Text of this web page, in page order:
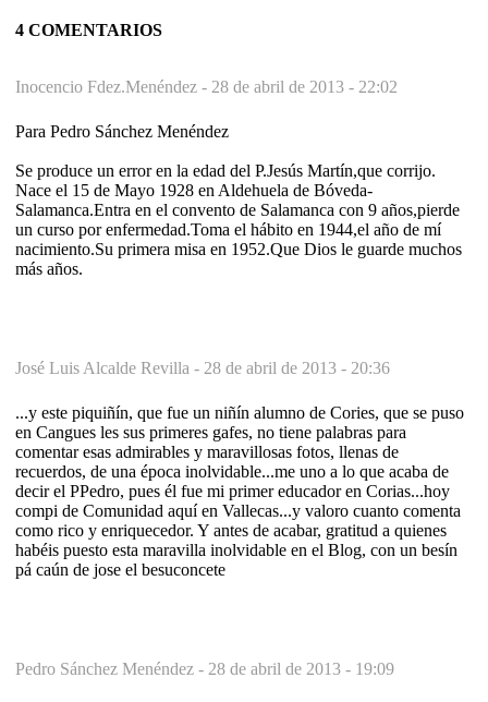
4 COMENTARIOS
Inocencio Fdez.Menéndez - 28 de abril de 2013 - 22:02
Para Pedro Sánchez Menéndez
Se produce un error en la edad del P.Jesús Martín,que corrijo.
Nace el 15 de Mayo 1928 en Aldehuela de Bóveda-
Salamanca.Entra en el convento de Salamanca con 9 años,pierde
un curso por enfermedad.Toma el hábito en 1944,el año de mí
nacimiento.Su primera misa en 1952.Que Dios le guarde muchos
más años.
José Luis Alcalde Revilla - 28 de abril de 2013 - 20:36
...y este piquiñín, que fue un niñín alumno de Cories, que se puso
en Cangues les sus primeres gafes, no tiene palabras para
comentar esas admirables y maravillosas fotos, llenas de
recuerdos, de una época inolvidable...me uno a lo que acaba de
decir el PPedro, pues él fue mi primer educador en Corias...hoy
compi de Comunidad aquí en Vallecas...y valoro cuanto comenta
como rico y enriquecedor. Y antes de acabar, gratitud a quienes
habéis puesto esta maravilla inolvidable en el Blog, con un besín
pá caún de jose el besuconcete
Pedro Sánchez Menéndez - 28 de abril de 2013 - 19:09